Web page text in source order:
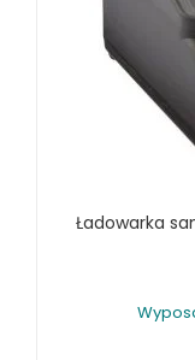
URZĄDZENIA
WCIĄGARKI
WENTYLATORY
WÓZKI PALETOWE
WYSIĘGNIKI
WYPOSAŻENIE
SPRZĘT
SPRZĘT
Ładowarka